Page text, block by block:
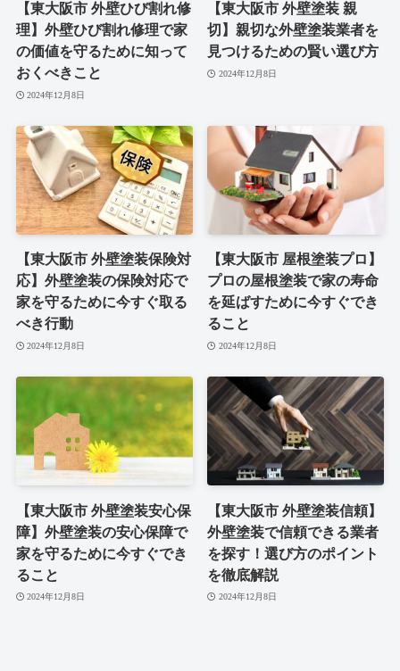
【東大阪市 外壁ひび割れ修
理】外壁ひび割れ修理で家
の価値を守るために知って
おくべきこと
2024年12月8日
【東大阪市 外壁塗装 親
切】親切な外壁塗装業者を
見つけるための賢い選び方
2024年12月8日
【東大阪市 外壁塗装保険対
応】外壁塗装の保険対応で
家を守るために今すぐ取る
べき行動
2024年12月8日
【東大阪市 屋根塗装プロ】
プロの屋根塗装で家の寿命
を延ばすために今すぐでき
ること
2024年12月8日
【東大阪市 外壁塗装安心保
障】外壁塗装の安心保障で
家を守るために今すぐでき
ること
2024年12月8日
【東大阪市 外壁塗装信頼】
外壁塗装で信頼できる業者
を探す！選び方のポイント
を徹底解説
2024年12月8日